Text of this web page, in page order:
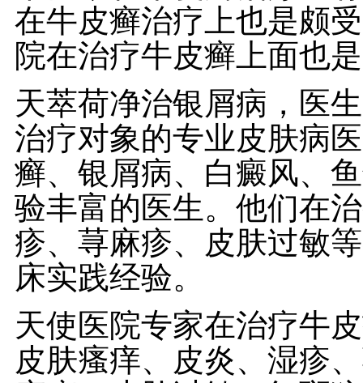
在牛皮癣治疗上也是颇
院在治疗牛皮癣上面也
天萃荷净治银屑病，医
治疗对象的专业皮肤病
癣、银屑病、白癜风、
验丰富的医生。他们在
疹、荨麻疹、皮肤过敏
床实践经验。
天使医院专家在治疗牛
皮肤瘙痒、皮炎、湿疹